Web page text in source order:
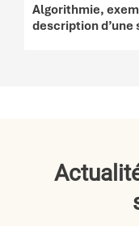
Algorithmie,
description d’une